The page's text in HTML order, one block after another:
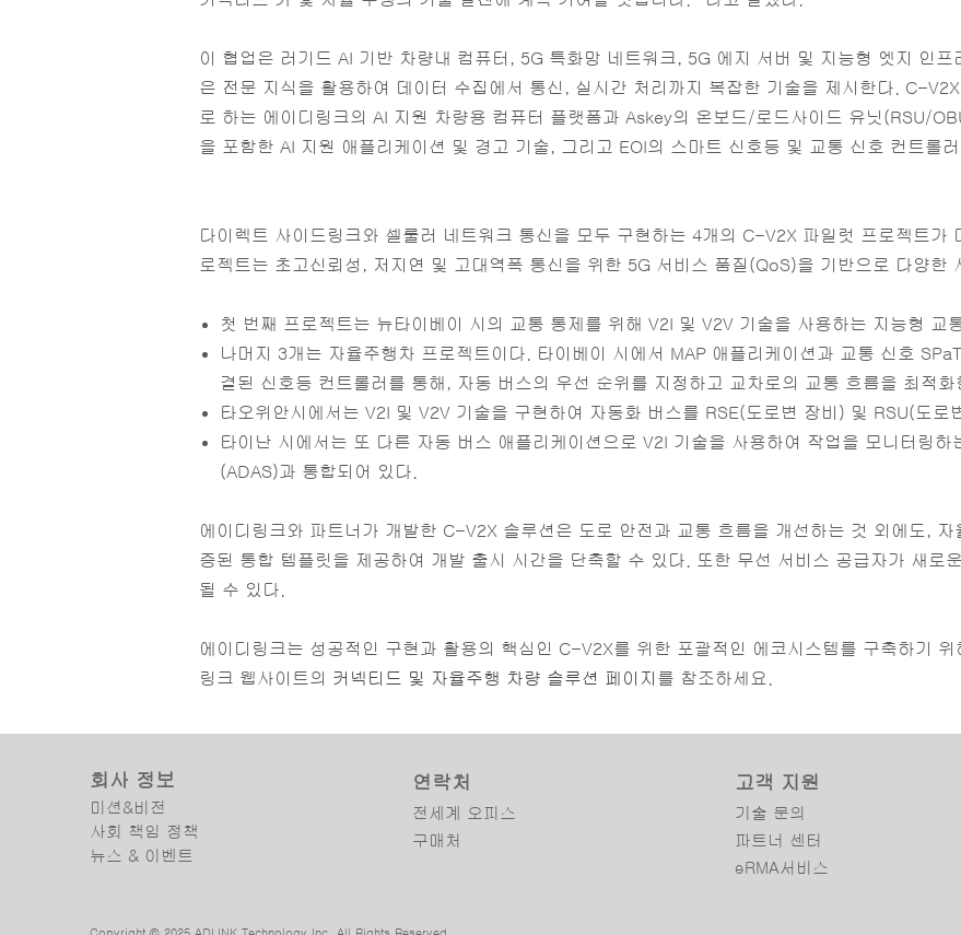
이 협업은 러기드 AI 기반 차량내 컴퓨터, 5G 특화망 네트워크, 5G 에지 서버 및 지능형 엣지 인
은 전문 지식을 활용하여 데이터 수집에서 통신, 실시간 처리까지 복잡한 기술을 제시한다. C-
로 하는 에이디링크의 AI 지원 차량용 컴퓨터 플랫폼과 Askey의 온보드/로드사이드 유닛(RSU/
을 포함한 AI 지원 애플리케이션 및 경고 기술, 그리고 EOI의 스마트 신호등 및 교통 신호 컨트롤러
다이렉트 사이드링크와 셀룰러 네트워크 통신을 모두 구현하는 4개의 C-V2X 파일럿 프로젝트가
로젝트는 초고신뢰성, 저지연 및 고대역폭 통신을 위한 5G 서비스 품질(QoS)을 기반으로 다양한
첫 번째 프로젝트는 뉴타이베이 시의 교통 통제를 위해 V2I 및 V2V 기술을 사용하는 지능형 교
나머지 3개는 자율주행차 프로젝트이다. 타이베이 시에서 MAP 애플리케이션과 교통 신호
결된 신호등 컨트롤러를 통해, 자동 버스의 우선 순위를 지정하고 교차로의 교통 흐름을 최적화
타오위안시에서는 V2I 및 V2V 기술을 구현하여 자동화 버스를 RSE(도로변 장비) 및 RSU(도로
타이난 시에서는 또 다른 자동 버스 애플리케이션으로 V2I 기술을 사용하여 작업을 모니터링
(ADAS)과 통합되어 있다.
에이디링크와 파트너가 개발한 C-V2X 솔루션은 도로 안전과 교통 흐름을 개선하는 것 외에도,
증된 통합 템플릿을 제공하여 개발 출시 시간을 단축할 수 있다. 또한 무선 서비스 공급자가 새로
될 수 있다.
에이디링크는 성공적인 구현과 활용의 핵심인 C-V2X를 위한 포괄적인 에코시스템를 구축하기
링크 웹사이트의 커넥티드 및 자율주행 차량 솔루션 페이지 를 참조하세요.
회사 정보
미션&비전
사회 책임 정책
뉴스 & 이벤트
연락처
전세계 오피스
구매처
고객 지원
기술 문의
파트너 센터
eRMA서비스